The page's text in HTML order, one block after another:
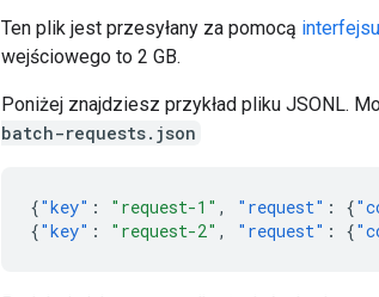
Ten plik jest przesyłany za pomocą
wejściowego to 2 GB.
Poniżej znajdziesz przykład pliku JSONL.
batch-requests.json
{"key" : "request-1" , "request" : {
{"key" : "request-2" , "request" : {